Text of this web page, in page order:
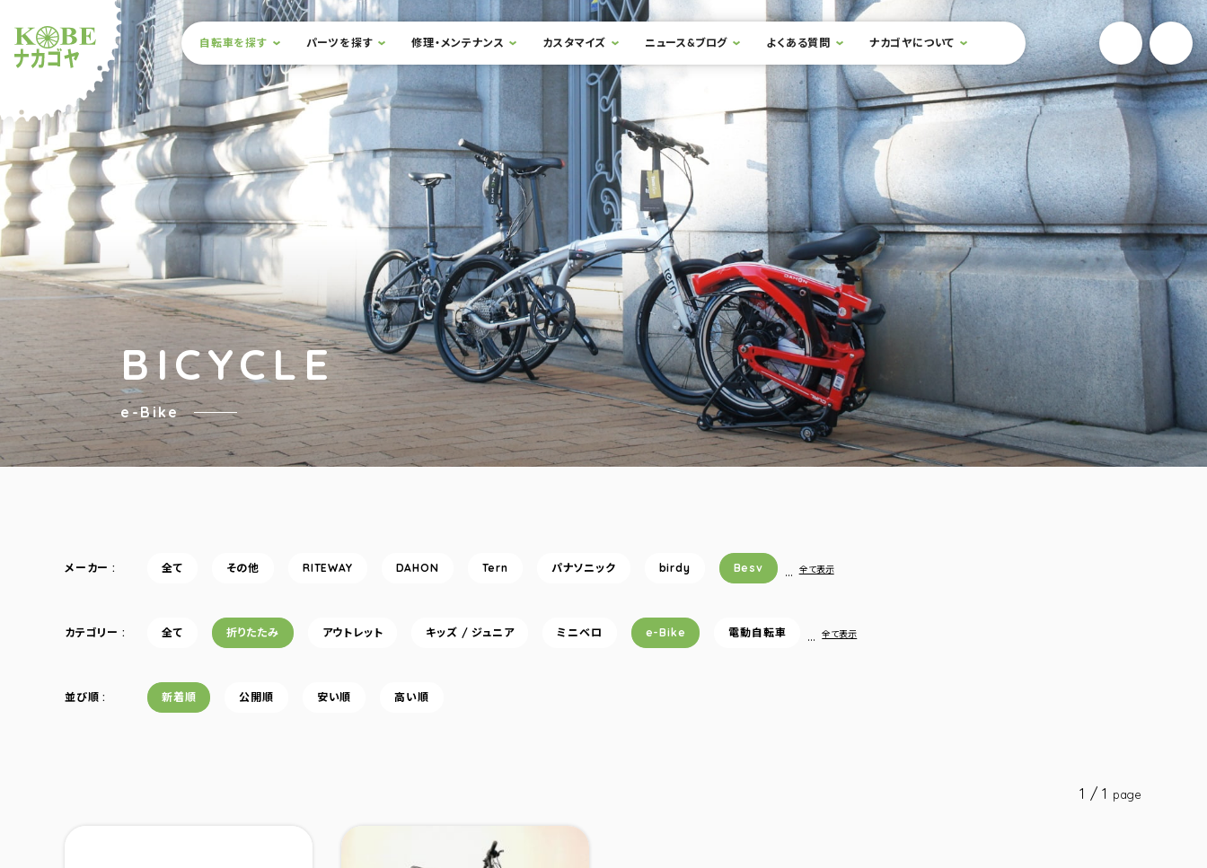
ショップナカゴヤ
サイト内メニュー
本文までスキップ
自転車を探す パーツを探す 修理・メンテナンス カスタマイズ ニュース&ブログ よくある質問 ナカゴヤについて 検索フォームを開閉する YouTube
BICYCLE
e-Bike
メーカー 全て その他 RITEWAY DAHON Tern パナソニック birdy Besv … 全て表示
カテゴリー 全て 折りたたみ アウトレット キッズ / ジュニア ミニベロ e-Bike 電動自転車 … 全て表示
並び順 新着順 公開順 安い順 高い順
1 / 1 page